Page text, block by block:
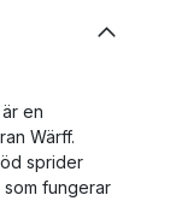
en
Wärff.
sprider
som fungerar